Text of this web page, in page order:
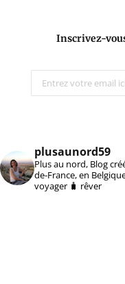
Inscrivez-
plusaunord59
Plus au nord, Blog
de-France, en
voyager 🧳 rêver